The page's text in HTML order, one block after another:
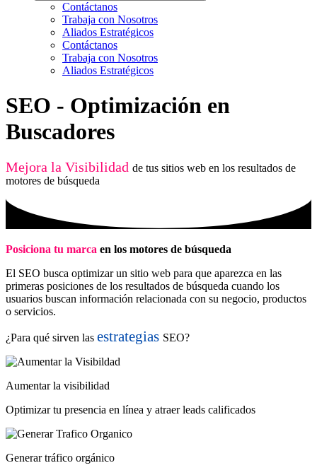
Contáctanos
Trabaja con Nosotros
Aliados Estratégicos
Contáctanos
Trabaja con Nosotros
Aliados Estratégicos
SEO - Optimización en
Buscadores
Mejora la Visibilidad de tus sitios web en los resultados de
motores de búsqueda
Posiciona tu marca en los motores de búsqueda
El SEO busca optimizar un sitio web para que aparezca en las
primeras posiciones de los resultados de búsqueda cuando los
usuarios buscan información relacionada con su negocio, productos
o servicios.
¿Para qué sirven las estrategias SEO?
Aumentar la visibilidad
Optimizar tu presencia en línea y atraer leads calificados
Generar tráfico orgánico